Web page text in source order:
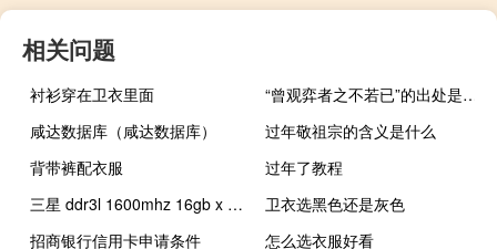
相关问题
衬衫穿在卫衣里面
“曾观弈者之不若已”的出处是哪里
咸达数据库（咸达数据库）
过年敬祖宗的含义是什么
背带裤配衣服
过年了教程
三星 ddr3l 1600mhz 16gb x 2（海力士 ddr3l 1600mhz怎么样）
卫衣选黑色还是灰色
招商银行信用卡申请条件
怎么选衣服好看